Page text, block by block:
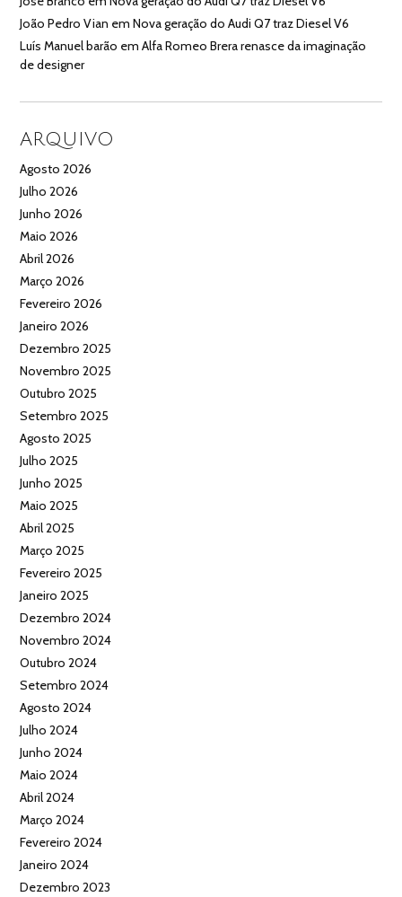
João Pedro Vian emNova geração do Audi Q7 traz Diesel V6
Luís Manuel barão emAlfa Romeo Brera renasce da imaginação
de designer
ARQUIVO
Agosto 2026
Julho 2026
Junho 2026
Maio 2026
Abril 2026
Março 2026
Fevereiro 2026
Janeiro 2026
Dezembro 2025
Novembro 2025
Outubro 2025
Setembro 2025
Agosto 2025
Julho 2025
Junho 2025
Maio 2025
Abril 2025
Março 2025
Fevereiro 2025
Janeiro 2025
Dezembro 2024
Novembro 2024
Outubro 2024
Setembro 2024
Agosto 2024
Julho 2024
Junho 2024
Maio 2024
Abril 2024
Março 2024
Fevereiro 2024
Janeiro 2024
Dezembro 2023